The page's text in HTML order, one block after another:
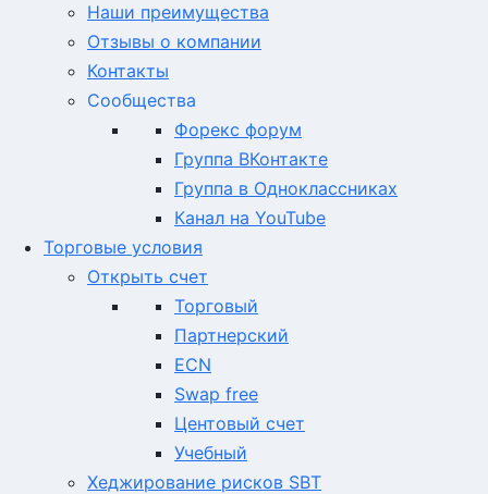
Наши преимущества
Отзывы о компании
Контакты
Сообщества
Форекс форум
Группа ВКонтакте
Группа в Одноклассниках
Канал на YouTube
Торговые условия
Открыть счет
Торговый
Партнерский
ECN
Swap free
Центовый счет
Учебный
Хеджирование рисков SBT